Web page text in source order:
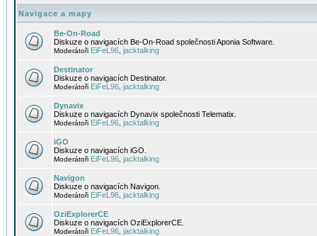
Navigace a mapy
Be-On-Road
Diskuze o navigacích Be-On-Road společnosti Aponia Software.
Moderátoři EiFeL96 jacktalking
Destinator
Diskuze o navigacích Destinator.
Moderátoři EiFeL96 jacktalking
Dynavix
Diskuze o navigacích Dynavix společnosti Telematix.
Moderátoři EiFeL96 jacktalking
iGO
Diskuze o navigacích iGO.
Moderátoři EiFeL96 jacktalking
Navigon
Diskuze o navigacích Navigon.
Moderátoři EiFeL96 jacktalking
OziExplorerCE
Diskuze o navigacích OziExplorerCE.
Moderátoři EiFeL96 jacktalking